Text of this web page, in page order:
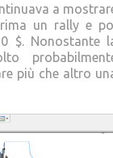
a
un rally e
$. Nonostante
più che altro